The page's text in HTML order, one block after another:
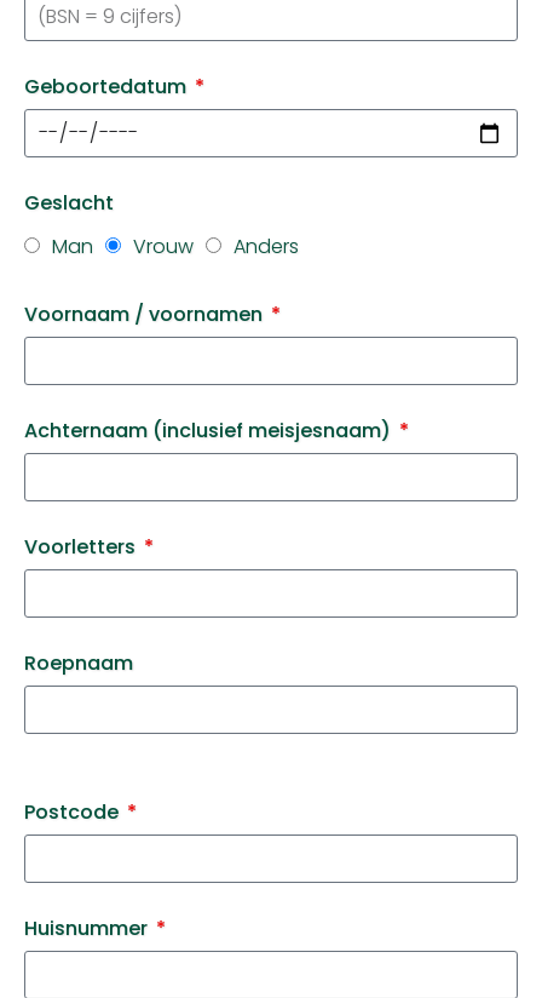
Geboortedatum
Geslacht
Man
Vrouw Anders
Voornaam / voornamen
Achternaam (inclusief meisjesnaam)
Voorletters
Roepnaam
Postcode
Huisnummer